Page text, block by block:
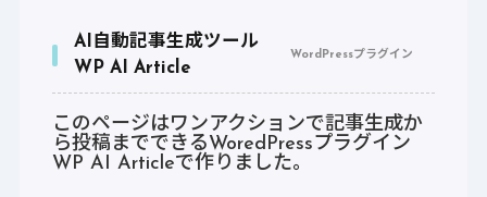
AI自動記事生成ツール
WP AI Article
WordPressプラグイン
このページはワンアクションで記事生成か
ら投稿までできるWoredPressプラグイン
WP AI Articleで作りました。